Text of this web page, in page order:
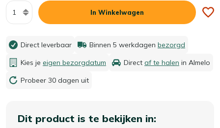
Aantal
In Winkelwagen
Direct leverbaar Binnen 5 werkdagen bezorgd
Kies je eigen bezorgdatum Direct af te halen in Almelo
Probeer 30 dagen uit
Dit product is te bekijken in: